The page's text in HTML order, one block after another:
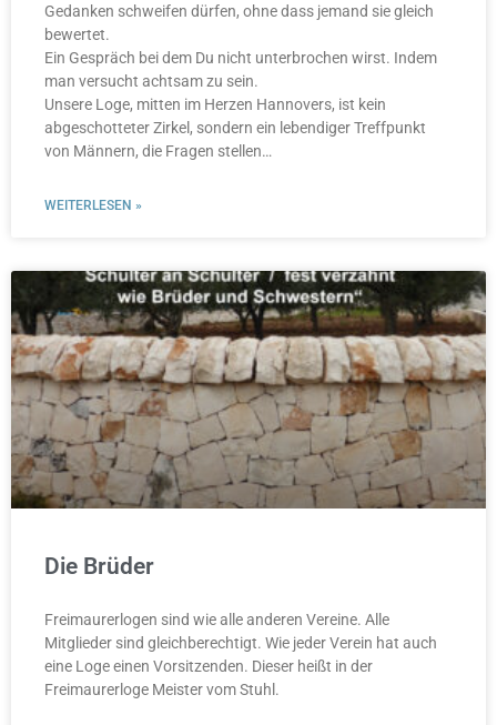
Gedanken schweifen dürfen, ohne dass jemand sie gleich
bewertet.
Ein Gespräch bei dem Du nicht unterbrochen wirst. Indem
man versucht achtsam zu sein.
Unsere Loge, mitten im Herzen Hannovers, ist kein
abgeschotteter Zirkel, sondern ein lebendiger Treffpunkt
von Männern, die Fragen stellen…
WEITERLESEN »
Die Brüder
Freimaurerlogen sind wie alle anderen Vereine. Alle
Mitglieder sind gleich­berech­tigt. Wie jeder Verein hat auch
eine Loge einen Vorsitzenden. Dieser heißt in der
Freimaurerloge Meister vom Stuhl.